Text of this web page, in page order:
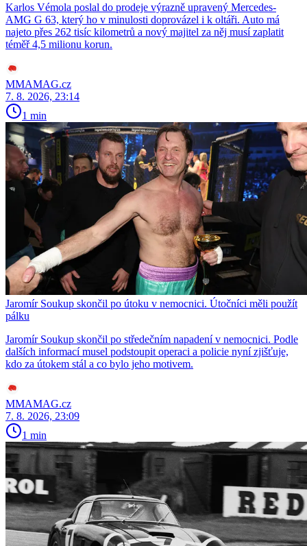
Karlos Vémola poslal do prodeje výrazně upravený Mercedes-
AMG G 63, který ho v minulosti doprovázel i k oltáři. Auto má
najeto přes 262 tisíc kilometrů a nový majitel za něj musí zaplatit
téměř 4,5 milionu korun.
MMAMAG.cz
7. 8. 2026, 23:14
1 min
Jaromír Soukup skončil po útoku v nemocnici. Útočníci měli použít
pálku
Jaromír Soukup skončil po středečním napadení v nemocnici. Podle
dalších informací musel podstoupit operaci a policie nyní zjišťuje,
kdo za útokem stál a co bylo jeho motivem.
MMAMAG.cz
7. 8. 2026, 23:09
1 min